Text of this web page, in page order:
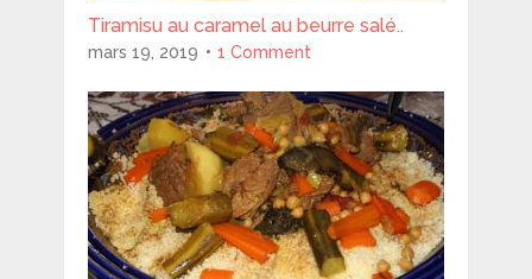
Tiramisu au caramel au beurre salé..
mars 19, 2019 1 Comment